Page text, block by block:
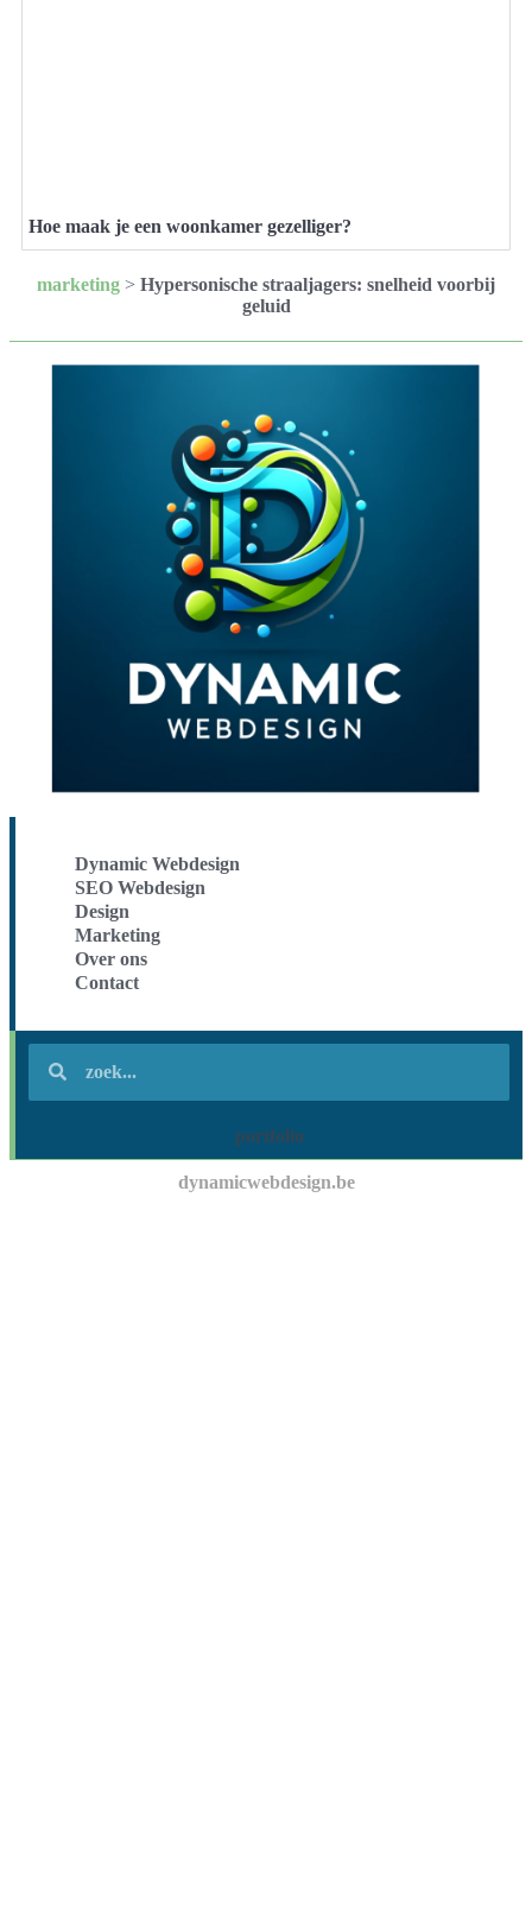
Hoe maak je een woonkamer gezelliger?
marketing > Hypersonische straaljagers: snelheid voorbij
geluid
Dynamic Webdesign
SEO Webdesign
Design
Marketing
Over ons
Contact
portfolio
dynamicwebdesign.be